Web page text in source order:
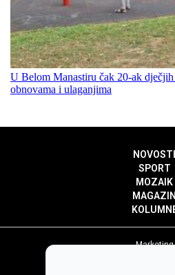
U Belom Manastiru čak 20-ak
obnovama i ulaganjima
NOVOSTI
SPORT
MOZAIK
MAGAZIN
Marketing